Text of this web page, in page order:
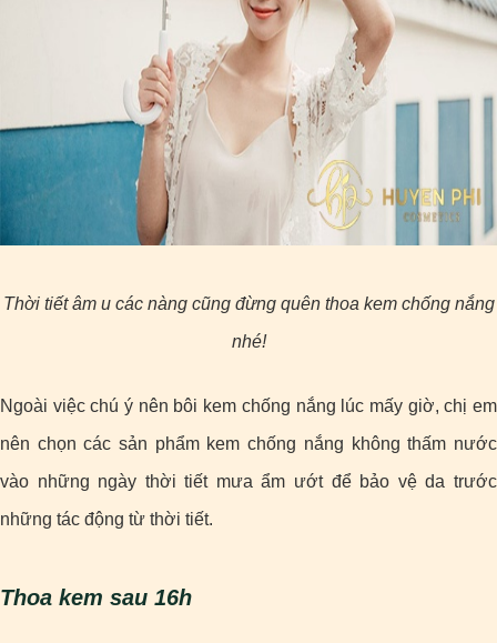
Thời tiết âm u các nàng cũng đừng quên thoa kem chống nắng
nhé!
Ngoài việc chú ý nên bôi kem chống nắng lúc mấy giờ, chị em
nên chọn các sản phẩm kem chống nắng không thấm nước
vào những ngày thời tiết mưa ẩm ướt để bảo vệ da trước
những tác động từ thời tiết.
Thoa kem sau 16h